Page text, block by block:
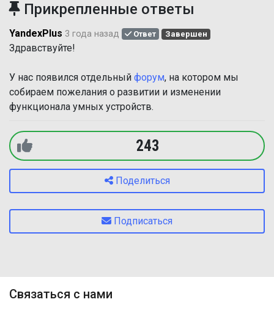
Прикрепленные ответы
YandexPlus 3 года назад Ответ Завершен
Здравствуйте!
У нас появился отдельный форум, на котором мы
собираем пожелания о развитии и изменении
функционала умных устройств.
243
Поделиться
Подписаться
Связаться с нами